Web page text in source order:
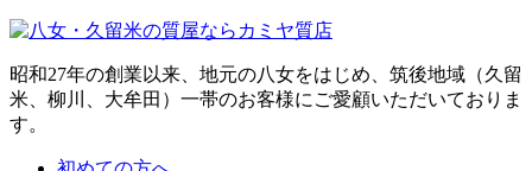
昭和27年の創業以来、地元の八女をはじめ、筑後地域（久留
米、柳川、大牟田）一帯のお客様にご愛顧いただいておりま
す。